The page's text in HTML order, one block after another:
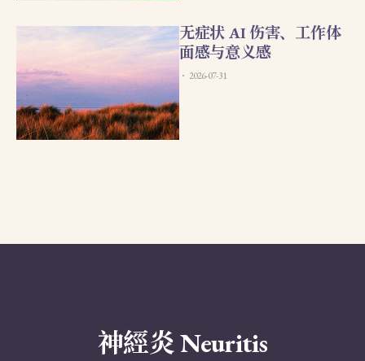
无症状 AI 伤害、工作体
面感与意义感
2026-07-31
神經炎 Neuritis